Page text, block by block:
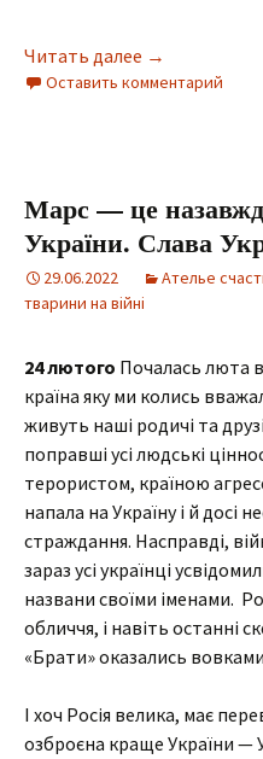
Читать далее Летянюща
→
Оставить комментарий
Марс — це
України. Слава
29.06.2022 Ателье
тварини на війні
24 лютого Почалась люта
країна яку ми колись
живуть наші родичі та
поправші усі людські
терористом, країною
напала на Україну і й досі
страждання. Насправді,
зараз усі українці
названи своїми іменами.
обличчя, і навіть останні
«Брати» оказались
І хоч Росія велика, має
озброєна краще України —